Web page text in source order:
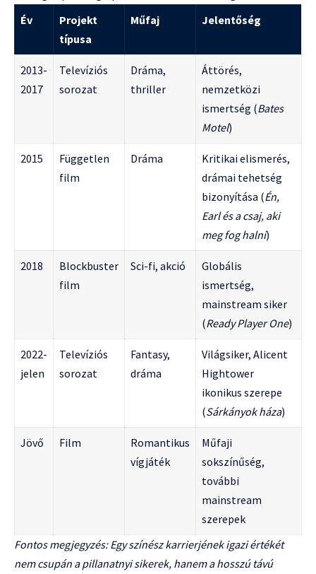
Év
Projekt
típusa
Műfaj Jelentőség
2013-
2017
Televíziós
sorozat
Dráma,
thriller
Áttörés,
nemzetközi
ismertség (Bates
Motel)
2015
Független
film
Dráma
Kritikai elismerés,
drámai tehetség
bizonyítása (Én,
Earl és a csaj, aki
meg fog halni)
2018
Blockbuster
film
Sci-fi, akció
Globális
ismertség,
mainstream siker
(Ready Player One)
2022-
jelen
Televíziós
sorozat
Fantasy,
dráma
Világsiker, Alicent
Hightower
ikonikus szerepe
(Sárkányok háza)
Jövő Film
Romantikus
vígjáték
Műfaji
sokszínűség,
további
mainstream
szerepek
Fontos megjegyzés: Egy színész karrierjének igazi értékét
nem csupán a pillanatnyi sikerek, hanem a hosszú távú